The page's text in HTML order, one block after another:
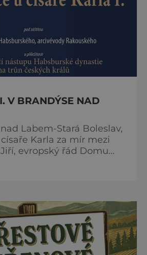
V BRANDÝSE NAD
Labem-Stará Boleslav,
Karla za mír mezi
Jiří, evropský řád Domu
skupin a Národní
16. května v Brandýs nad
Akci již tradičně
historick